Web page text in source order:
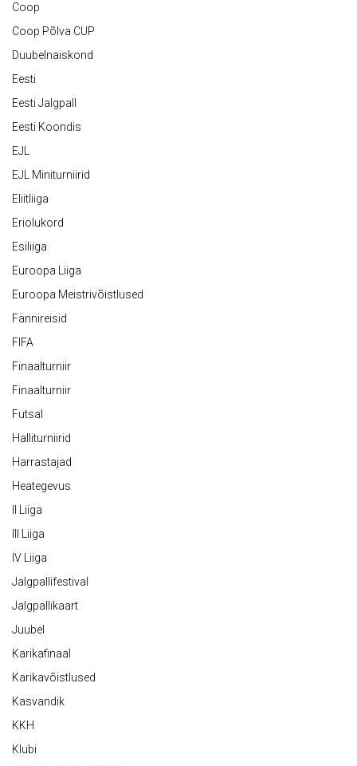
Coop
Coop Põlva CUP
Duubelnaiskond
Eesti
Eesti Jalgpall
Eesti Koondis
EJL
EJL Miniturniirid
Eliitliiga
Eriolukord
Esiliiga
Euroopa Liiga
Euroopa Meistrivõistlused
Fännireisid
FIFA
Finaalturniir
Finaalturniir
Futsal
Halliturniirid
Harrastajad
Heategevus
II Liiga
III Liiga
IV Liiga
Jalgpallifestival
Jalgpallikaart
Juubel
Karikafinaal
Karikavõistlused
Kasvandik
KKH
Klubi